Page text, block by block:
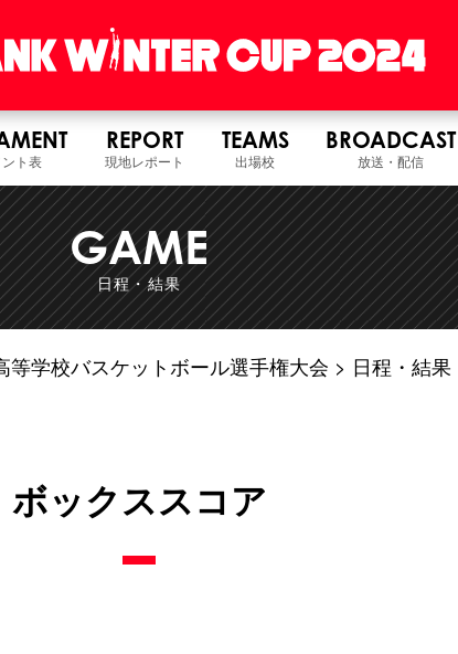
ント表
REPORT
現地レポート
TEAMS
出場校
BROADCAST
放送・配信
GAME
日程・結果
学校バスケットボール選手権大会 日程・結果
ボックススコア